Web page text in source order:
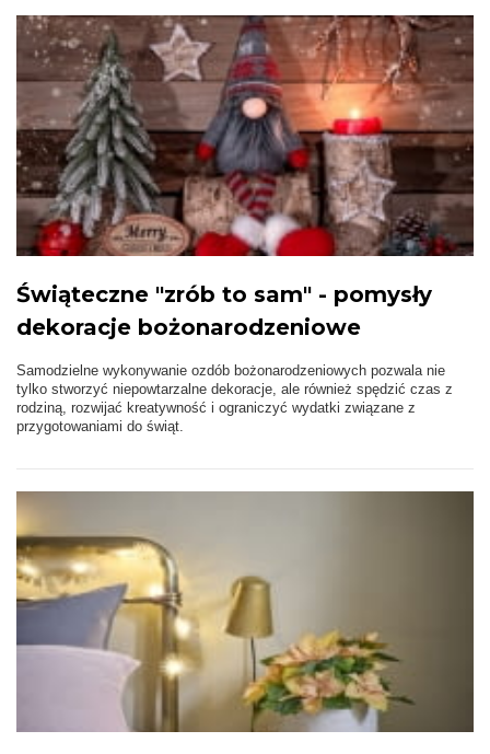
Świąteczne "zrób to sam" - pomysły
dekoracje bożonarodzeniowe
Samodzielne wykonywanie ozdób bożonarodzeniowych pozwala nie
tylko stworzyć niepowtarzalne dekoracje, ale również spędzić czas z
rodziną, rozwijać kreatywność i ograniczyć wydatki związane z
przygotowaniami do świąt.